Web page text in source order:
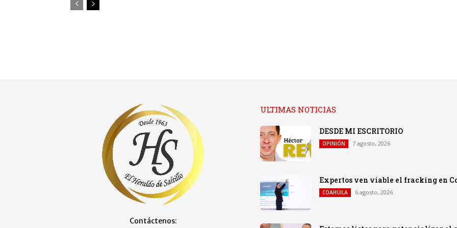
Contáctenos:
ULTIMAS NOTICIAS
DESDE MI ESCRITORIO
OPINIÓN 7 agosto, 2026
Expertos ven viable el fracking en
COAHUILA 6 agosto, 2026